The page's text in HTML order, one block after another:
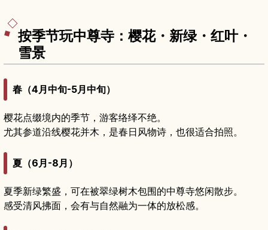
按季节玩中尊寺：樱花・新绿・红叶・
雪景
春（4月中旬-5月中旬）
樱花点缀境内的季节，游客络绎不绝。
尤其参道沿线樱花并木，是春日风物诗，也很适合拍照。
夏（6月-8月）
夏季新绿繁盛，可在被翠绿树木包围的中尊寺悠闲散步。
感受清风拂面，会有与自然融为一体的放松感。